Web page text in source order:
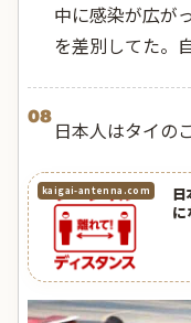
中に感染が広が
を差別してた。
08
日本人はタイの
kaigai-antenna.com
に